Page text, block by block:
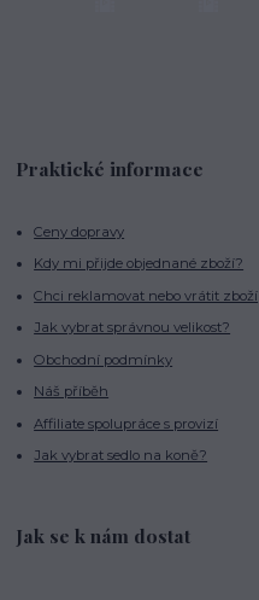
Praktické informace
Ceny dopravy
Kdy mi přijde objednané zboží?
Chci reklamovat nebo vrátit zboží
Jak vybrat správnou velikost?
Obchodní podmínky
Náš příběh
Affiliate spolupráce s provizí
Jak vybrat sedlo na koně?
Jak se k nám dostat